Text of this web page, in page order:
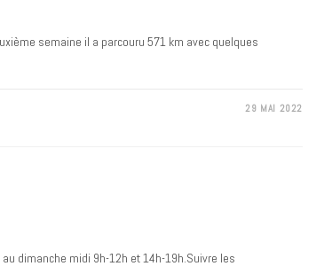
semaine il a parcouru 571 km avec quelques
29 MAI 2022
dimanche midi 9h-12h et 14h-19h.Suivre les